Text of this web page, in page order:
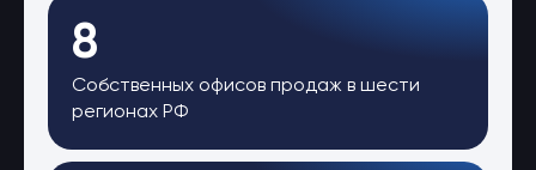
8
Собственных офисов продаж в шести
регионах РФ